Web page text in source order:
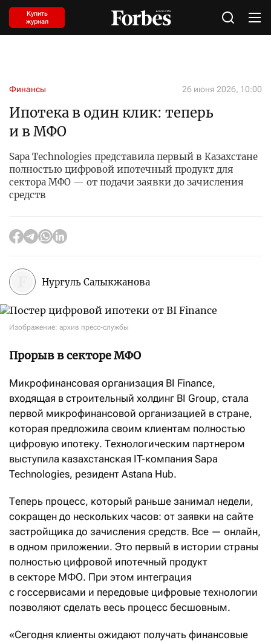
Купить
журнал
Финансы 26 июня 2026, 10:00
Ипотека в один клик: теперь
и в МФО
Sapa Technologies представила первый в Казахстане
полностью цифровой ипотечный продукт для
сектора МФО — от подачи заявки до зачисления
средств
Нургуль Салыкжанова
Изображение: архив пресс-службы
Прорыв в секторе МФО
Микрофинансовая организация BI Finance,
входящая в строительный холдинг BI Group, стала
первой микрофинансовой организацией в стране,
которая предложила своим клиентам полностью
цифровую ипотеку. Технологическим партнером
выступила казахстанская IT-компания Sapa
Technologies, резидент Astana Hub.
Теперь процесс, который раньше занимал недели,
сокращен до нескольких часов: от заявки на сайте
застройщика до зачисления средств. Все — онлайн,
в одном приложении. Это первый в истории страны
полностью цифровой ипотечный продукт
в секторе МФО. При этом интеграция
с госсервисами и передовые цифровые технологии
позволяют сделать весь процесс бесшовным.
«Сегодня клиенты ожидают получать финансовые